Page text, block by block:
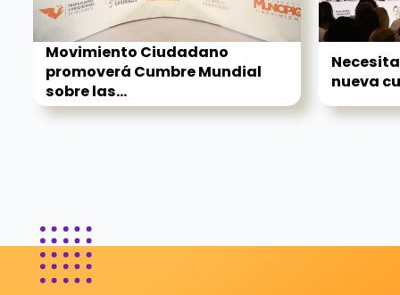
Movimiento Ciudadano
promoverá Cumbre Mundial
sobre las...
nueva